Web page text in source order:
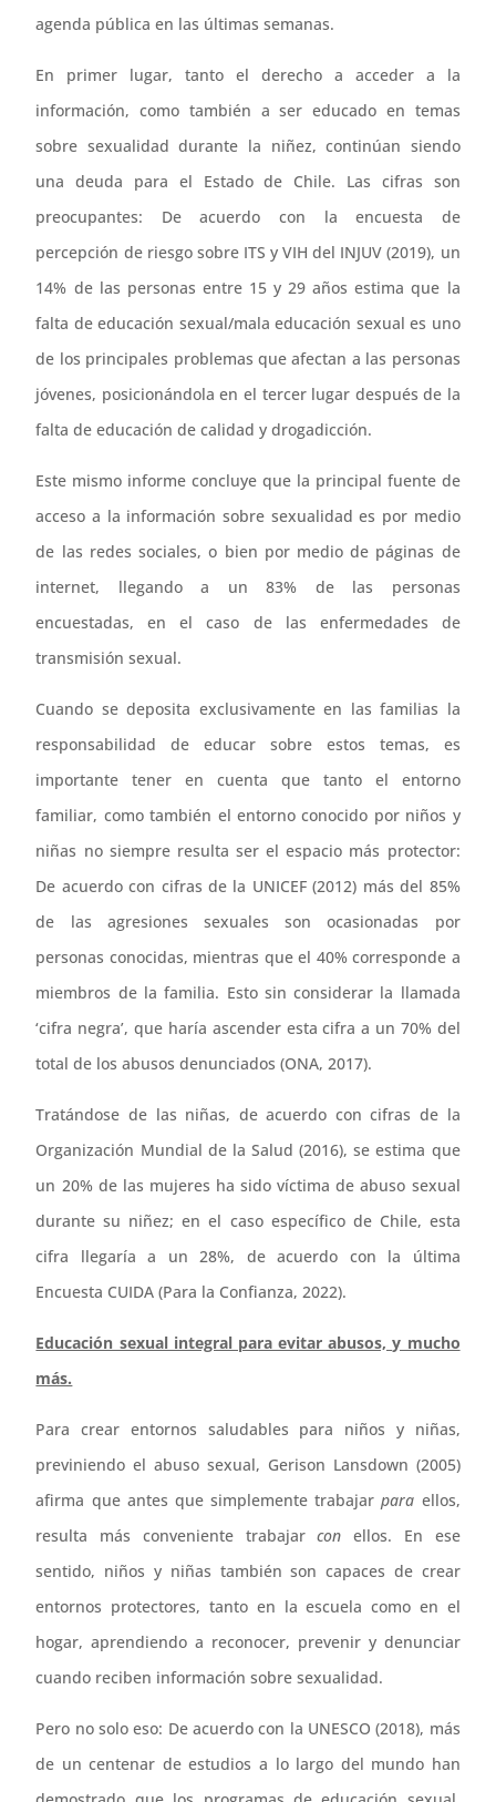
agenda pública en las últimas semanas.
En primer lugar, tanto el derecho a acceder a la
información, como también a ser educado en temas
sobre sexualidad durante la niñez, continúan siendo
una deuda para el Estado de Chile. Las cifras son
preocupantes: De acuerdo con la encuesta de
percepción de riesgo sobre ITS y VIH del INJUV (2019), un
14% de las personas entre 15 y 29 años estima que la
falta de educación sexual/mala educación sexual es uno
de los principales problemas que afectan a las personas
jóvenes, posicionándola en el tercer lugar después de la
falta de educación de calidad y drogadicción.
Este mismo informe concluye que la principal fuente de
acceso a la información sobre sexualidad es por medio
de las redes sociales, o bien por medio de páginas de
internet, llegando a un 83% de las personas
encuestadas, en el caso de las enfermedades de
transmisión sexual.
Cuando se deposita exclusivamente en las familias la
responsabilidad de educar sobre estos temas, es
importante tener en cuenta que tanto el entorno
familiar, como también el entorno conocido por niños y
niñas no siempre resulta ser el espacio más protector:
De acuerdo con cifras de la UNICEF (2012) más del 85%
de las agresiones sexuales son ocasionadas por
personas conocidas, mientras que el 40% corresponde a
miembros de la familia. Esto sin considerar la llamada
‘cifra negra’, que haría ascender esta cifra a un 70% del
total de los abusos denunciados (ONA, 2017).
Tratándose de las niñas, de acuerdo con cifras de la
Organización Mundial de la Salud (2016), se estima que
un 20% de las mujeres ha sido víctima de abuso sexual
durante su niñez; en el caso específico de Chile, esta
cifra llegaría a un 28%, de acuerdo con la última
Encuesta CUIDA (Para la Confianza, 2022).
Educación sexual integral para evitar abusos, y mucho
más.
Para crear entornos saludables para niños y niñas,
previniendo el abuso sexual, Gerison Lansdown (2005)
afirma que antes que simplemente trabajarpara ellos,
resulta más conveniente trabajarconellos. En ese
sentido, niños y niñas también son capaces de crear
entornos protectores, tanto en la escuela como en el
hogar, aprendiendo a reconocer, prevenir y denunciar
cuando reciben información sobre sexualidad.
Pero no solo eso: De acuerdo con la UNESCO (2018), más
de un centenar de estudios a lo largo del mundo han